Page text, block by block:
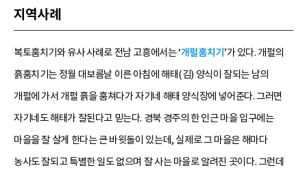
지역사례
복토훔치기와 유사 사례로 전남 고흥에서는 ‘개펄훔치기 ’가 있다. 개펄의
흙훔치기는 정월 대보름날 이른 아침에 해태(김) 양식이 잘되는 남의
개펄에 가서 개펄 흙을 훔쳐다가 자기네 해태 양식장에 넣어준다. 그러면
자기네도 해태가 잘된다고 믿는다. 경북 경주의 한 인근 마을 입구에는
마을을 잘 살게 한다는 큰 바윗돌이 있는데, 실제로 그 마을은 해마다
농사도 잘되고 특별한 일도 없으며 잘 사는 마을로 알려진 곳이다. 그런데